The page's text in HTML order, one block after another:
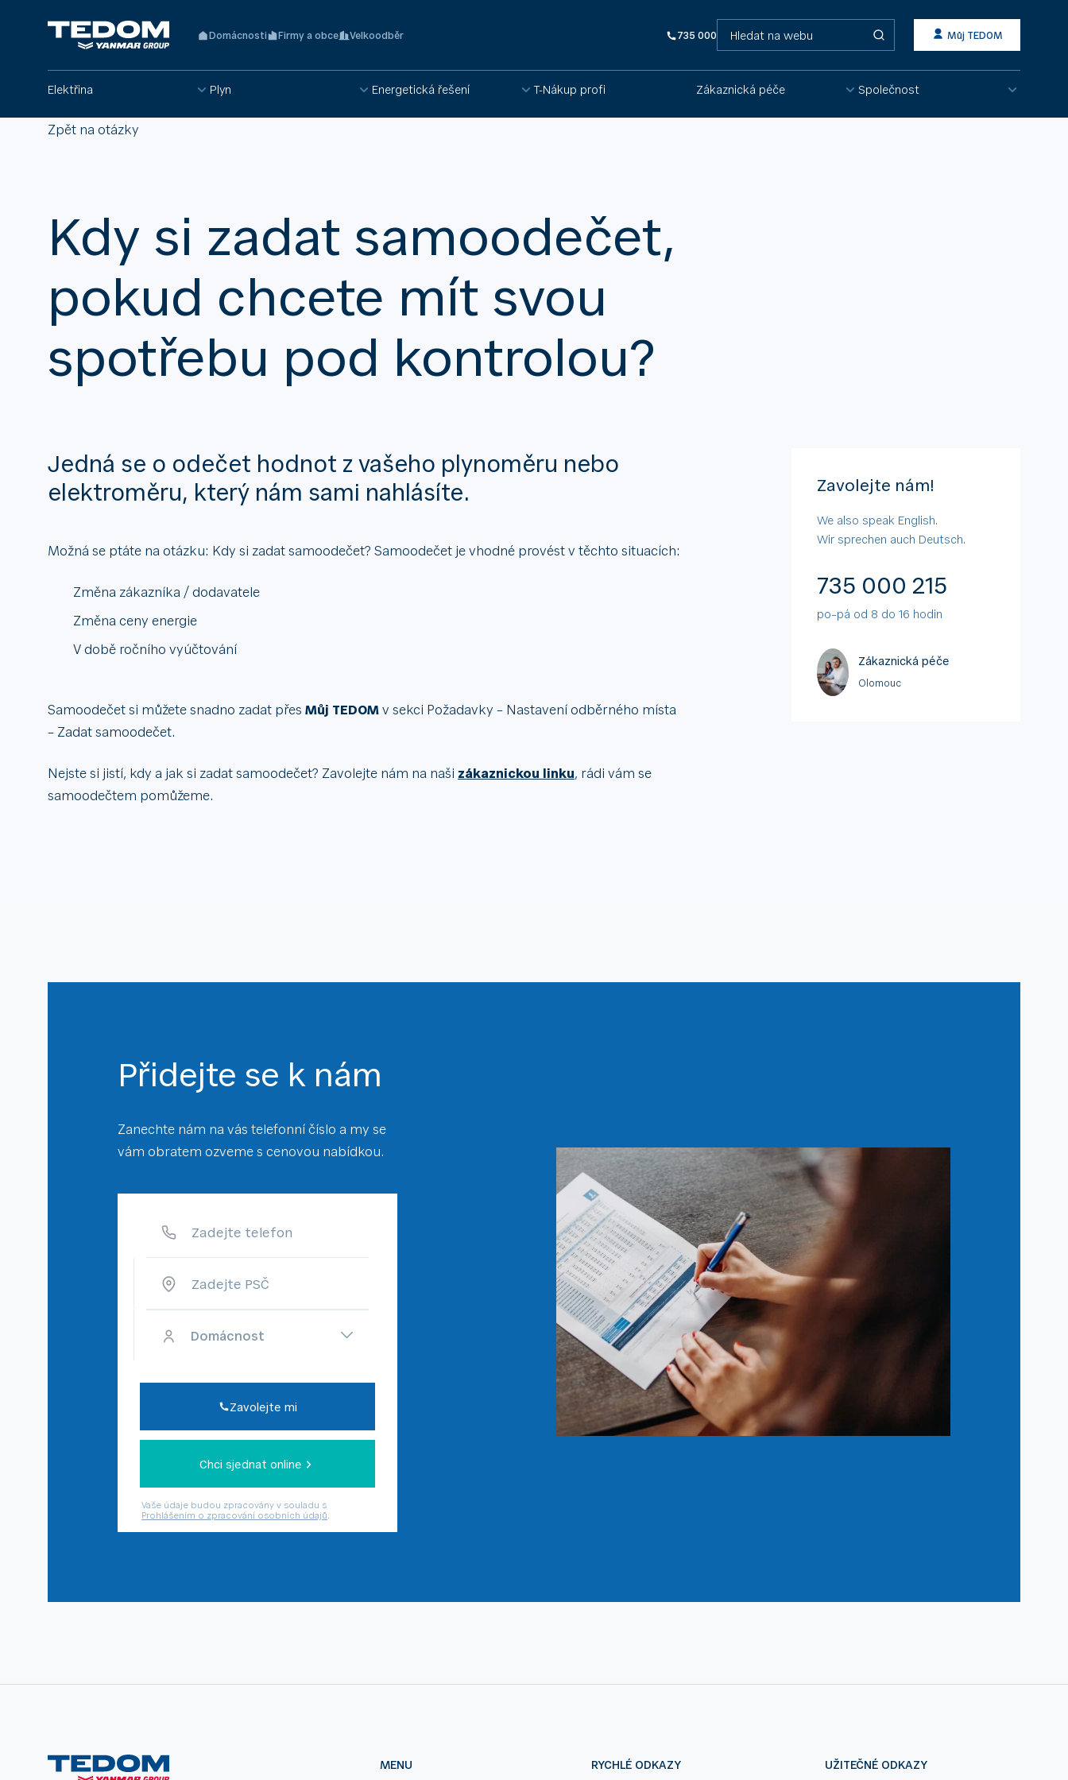
Vyhledávání
Domácnosti Firmy a obce Velkoodběr 735 000 215 Můj TEDOM
Elektřina Plyn Energetická řešení T-Nákup profi Zákaznická péče Společnost
Zpět na otázky
Kdy si zadat samoodečet,
pokud chcete mít svou
spotřebu pod kontrolou?
Jedná se o odečet hodnot z vašeho plynoměru nebo
elektroměru, který nám sami nahlásíte.
Možná se ptáte na otázku: Kdy si zadat samoodečet? Samoodečet je vhodné provést v těchto situacích:
Změna zákazníka / dodavatele
Změna ceny energie
V době ročního vyúčtování
Samoodečet si můžete snadno zadat přes Můj TEDOMv sekci Požadavky – Nastavení odběrného místa
– Zadat samoodečet.
Nejste si jistí, kdy a jak si zadat samoodečet? Zavolejte nám na naši zákaznickou linku, rádi vám se
samoodečtem pomůžeme.
Zavolejte nám!
We also speak English.
Wir sprechen auch Deutsch.
735 000 215
po–pá od 8 do 16 hodin
Zákaznická péče
Olomouc
Přidejte se k nám
Zanechte nám na vás telefonní číslo a my se
vám obratem ozveme s cenovou nabídkou.
Zadejte telefon
Zadejte PSČ
Zavolejte mi
Chci sjednat online
Vaše údaje budou zpracovány v souladu s
Prohlášením o zpracování osobních údajů
MENU RYCHLÉ ODKAZY UŽITEČNÉ ODKAZY